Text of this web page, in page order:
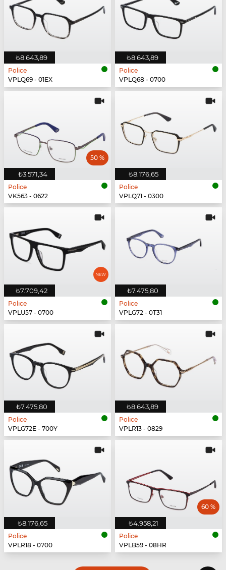
₺8.643,89
Police
VPLQ69 - 01EX
₺8.643,89
Police
VPLQ68 - 0700
₺3.571,34
50 %
Police
VK563 - 0622
₺8.176,65
Police
VPLQ71 - 0300
₺7.709,42
Police
VPLU57 - 0700
₺7.475,80
Police
VPLG72 - 0T31
₺7.475,80
Police
VPLG72E - 700Y
₺8.643,89
Police
VPLR13 - 0829
₺8.176,65
Police
VPLR18 - 0700
₺4.958,21
60 %
Police
VPLB59 - 08HR